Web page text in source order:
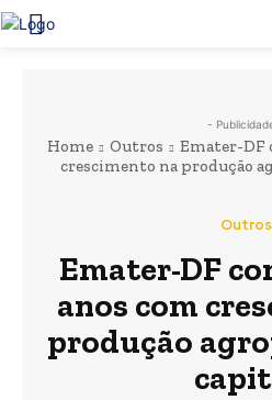
-
Home Outros
Emater-DF
crescimento na produção
Outros
Emater-DF
anos com
produção